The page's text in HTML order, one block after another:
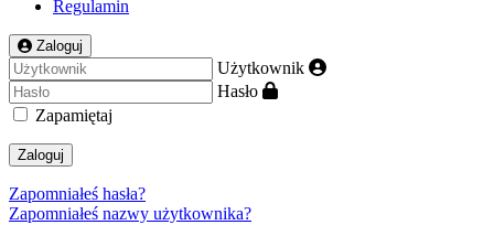
Regulamin
Zaloguj
Użytkownik
Hasło
Zapamiętaj
Zaloguj
Zapomniałeś hasła?
Zapomniałeś nazwy użytkownika?